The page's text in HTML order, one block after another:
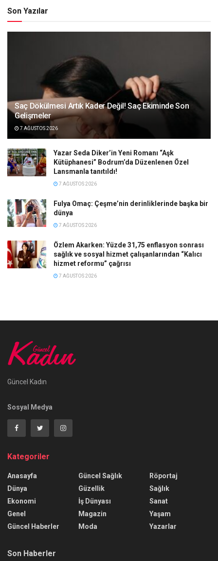
Son Yazılar
Saç Dökülmesi Artık Kader Değil! Saç Ekiminde Son
Gelişmeler
7 AĞUSTOS 2026
Yazar Seda Diker’in Yeni Romanı “Aşk
Kütüphanesi” Bodrum’da Düzenlenen Özel
Lansmanla tanıtıldı!
7 AĞUSTOS 2026
Fulya Omaç: Çeşme’nin derinliklerinde başka bir
dünya
7 AĞUSTOS 2026
Özlem Akarken: Yüzde 31,75 enflasyon sonrası
sağlık ve sosyal hizmet çalışanlarından “Kalıcı
hizmet reformu” çağrısı
7 AĞUSTOS 2026
Güncel Kadın
Sosyal Medya
Kategoriler
Anasayfa
Dünya
Ekonomi
Genel
Güncel Haberler
Güncel Sağlık
Güzellik
İş Dünyası
Magazin
Moda
Röportaj
Sağlık
Sanat
Yaşam
Yazarlar
Son Haberler